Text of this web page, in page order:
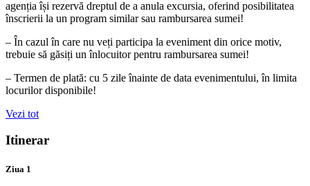
agenția își rezervă dreptul de a anula excursia, oferind posibilitatea
înscrierii la un program similar sau rambursarea sumei!
– În cazul în care nu veți participa la eveniment din orice motiv,
trebuie să găsiți un înlocuitor pentru rambursarea sumei!
– Termen de plată: cu 5 zile înainte de data evenimentului, în limita
locurilor disponibile!
Vezi tot
Itinerar
Ziua 1